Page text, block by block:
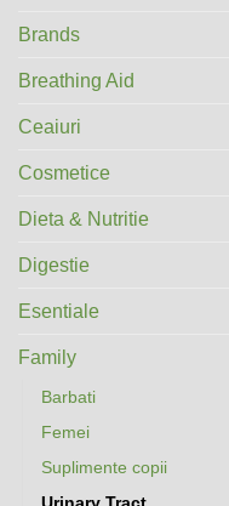
Brands
Breathing Aid
Ceaiuri
Cosmetice
Dieta & Nutritie
Digestie
Esentiale
Family
Barbati
Femei
Suplimente copii